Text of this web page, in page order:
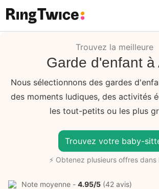
Ring Twice
Trouvez la meilleure
Garde d'enfant à
Nous sélectionnons des gardes
des moments ludiques, des activités
les tout-petits ou les plus
Trouvez votre baby-
⚡ Obtenez plusieurs offres dans
Note moyenne - 4.95/5 (42 avis)